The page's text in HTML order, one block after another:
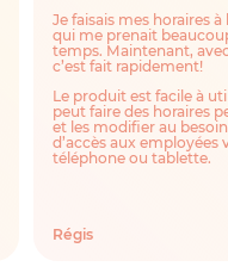
Je faisais mes horaires à
qui me prenait
temps. Maintenant,
c’est fait rapidement!
Le produit est facile à
peut faire des horaires
et les modifier au
d’accès aux employées
téléphone ou tablette.
Régis